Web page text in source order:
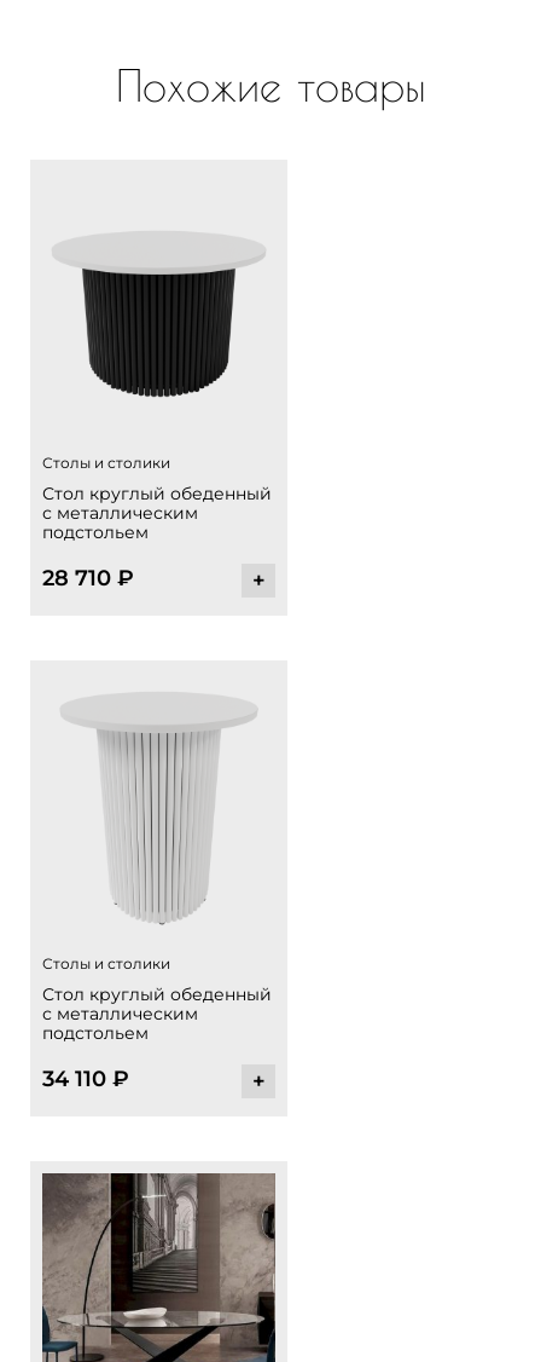
Похожие товары
Столы и столики
Стол круглый обеденный
с металлическим
подстольем
28 710 ₽ +
Столы и столики
Стол круглый обеденный
с металлическим
подстольем
34 110 ₽ +